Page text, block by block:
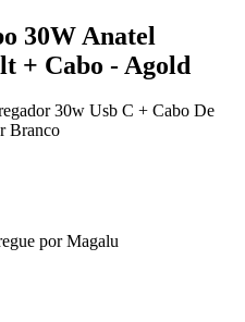
30W Anatel
+ Cabo - Agold
30w Usb C + Cabo De
Branco
por Magalu